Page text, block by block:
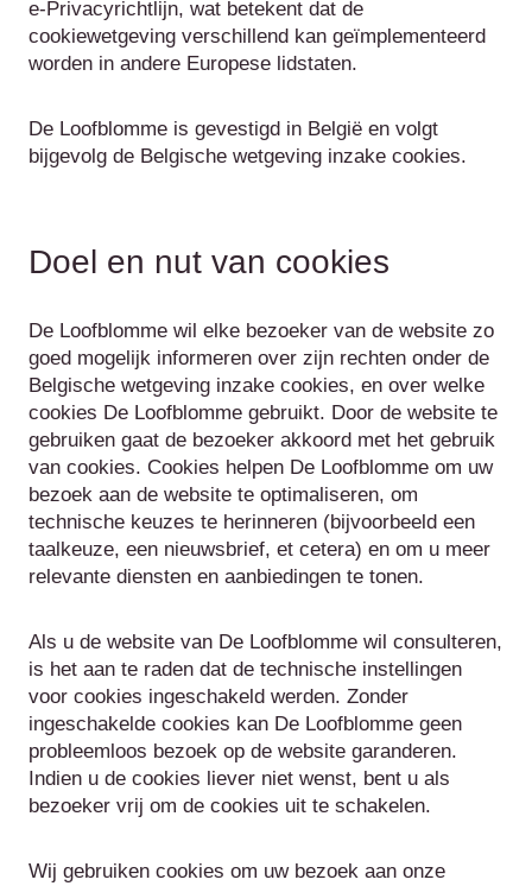
e-Privacyrichtlijn, wat betekent dat de
cookiewetgeving verschillend kan geïmplementeerd
worden in andere Europese lidstaten.
De Loofblomme is gevestigd in België en volgt
bijgevolg de Belgische wetgeving inzake cookies.
Doel en nut van cookies
De Loofblomme wil elke bezoeker van de website zo
goed mogelijk informeren over zijn rechten onder de
Belgische wetgeving inzake cookies, en over welke
cookies De Loofblomme gebruikt. Door de website te
gebruiken gaat de bezoeker akkoord met het gebruik
van cookies. Cookies helpen De Loofblomme om uw
bezoek aan de website te optimaliseren, om
technische keuzes te herinneren (bijvoorbeeld een
taalkeuze, een nieuwsbrief, et cetera) en om u meer
relevante diensten en aanbiedingen te tonen.
Als u de website van De Loofblomme wil consulteren,
is het aan te raden dat de technische instellingen
voor cookies ingeschakeld werden. Zonder
ingeschakelde cookies kan De Loofblomme geen
probleemloos bezoek op de website garanderen.
Indien u de cookies liever niet wenst, bent u als
bezoeker vrij om de cookies uit te schakelen.
Wij gebruiken cookies om uw bezoek aan onze